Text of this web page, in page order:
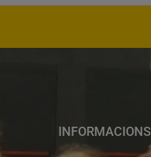
INFORMACIONS